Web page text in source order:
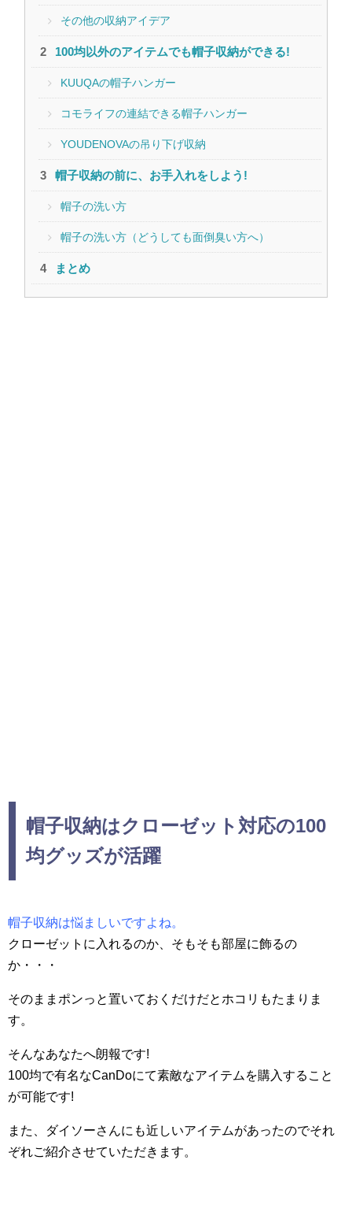
その他の収納アイデア
100均以外のアイテムでも帽子収納ができる!
KUUQAの帽子ハンガー
コモライフの連結できる帽子ハンガー
YOUDENOVAの吊り下げ収納
帽子収納の前に、お手入れをしよう!
帽子の洗い方
帽子の洗い方（どうしても面倒臭い方へ）
まとめ
帽子収納はクローゼット対応の100
均グッズが活躍
帽子収納は悩ましいですよね。
クローゼットに入れるのか、そもそも部屋に飾るの
か・・・
そのままポンっと置いておくだけだとホコリもたまりま
す。
そんなあなたへ朗報です!
100均で有名なCanDoにて素敵なアイテムを購入すること
が可能です!
また、ダイソーさんにも近しいアイテムがあったのでそれ
ぞれご紹介させていただきます。